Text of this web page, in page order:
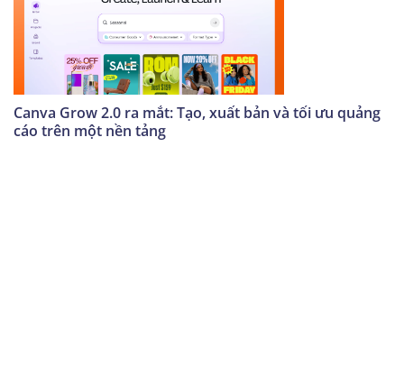
Canva Grow 2.0 ra mắt: Tạo, xuất bản và tối ưu quảng
cáo trên một nền tảng